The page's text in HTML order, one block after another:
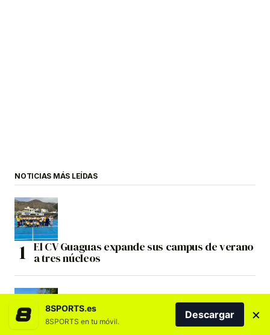
NOTICIAS MÁS LEÍDAS
El CV Guaguas expande sus campus de verano
a tres núcleos
8SPORTS.es
8SPORTS en tu móvil.
Descargar ×